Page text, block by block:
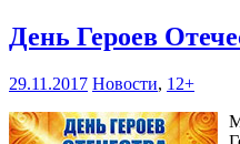
День Героев
29.11.2017 Новости, 12+